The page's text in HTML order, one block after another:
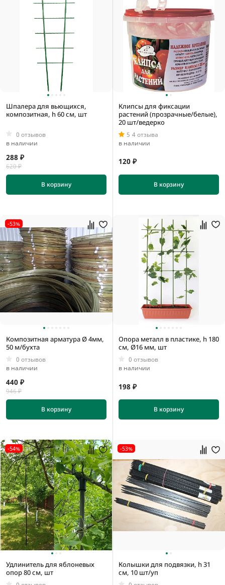
Шпалера для вьющихся,
композитная, h 60 см, шт
0 отзывов
в наличии
288 ₽
620 ₽
В корзину
Клипсы для фиксации
растений (прозрачные/белые),
20 шт/ведерко
5 4 отзыва
в наличии
120 ₽
В корзину
-53%
Композитная арматура Ø 4мм,
50 м/бухта
0 отзывов
в наличии
440 ₽
946 ₽
В корзину
Опора металл в пластике, h 180
см, Ø16 мм, шт
0 отзывов
в наличии
198 ₽
В корзину
-54%
Удлинитель для яблоневых
опор 80 см, шт
-53%
Колышки для подвязки, h 31
см, 10 шт/уп